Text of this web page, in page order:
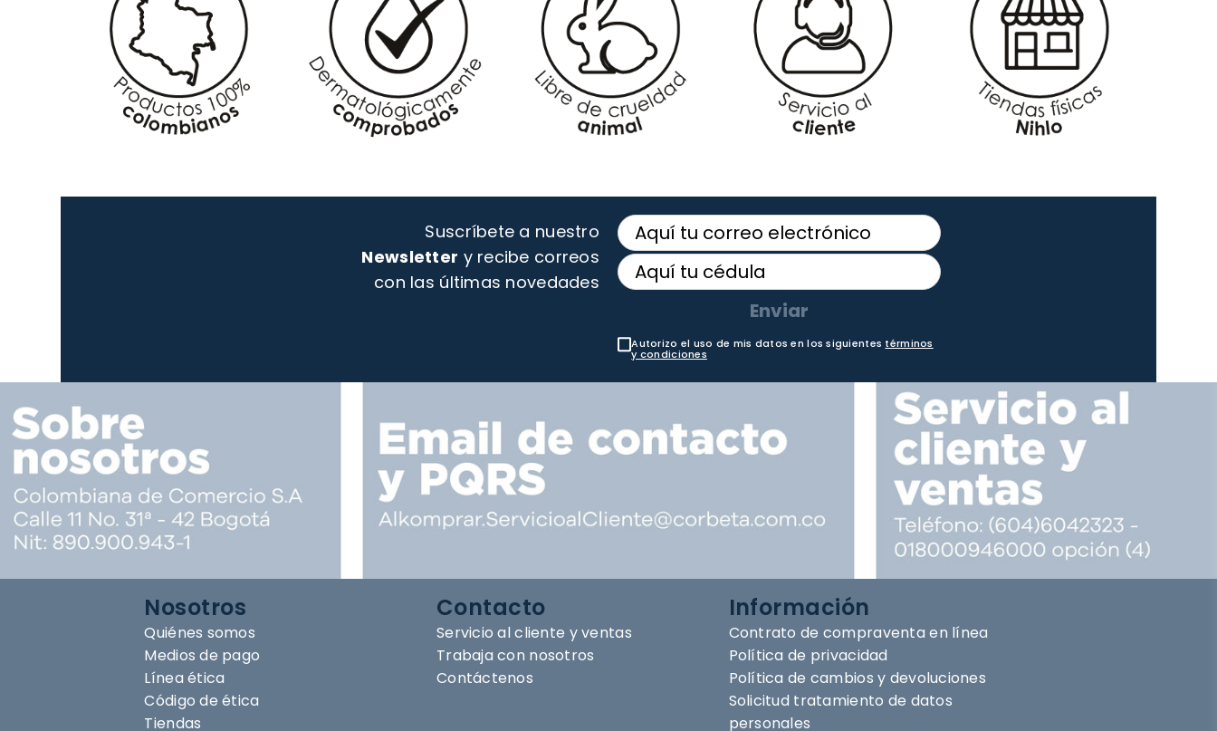
Suscríbete a nuestro
Newsletter y recibe correos
con las últimas novedades
Enviar
Autorizo el uso de mis datos en los siguientes términos
y condiciones
Nosotros
Quiénes somos
Medios de pago
Línea ética
Código de ética
Tiendas
Contacto
Servicio al cliente y ventas
Trabaja con nosotros
Contáctenos
Información
Contrato de compraventa en línea
Política de privacidad
Política de cambios y devoluciones
Solicitud tratamiento de datos
personales